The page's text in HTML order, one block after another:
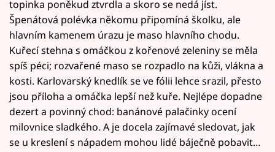
topinka poněkud ztvrdla a skoro se nedá jíst.
Špenátová polévka někomu připomíná školku, ale
hlavním kamenem úrazu je maso hlavního chodu.
Kuřecí stehna s omáčkou z kořenové zeleniny se měla
spíš péci; rozvařené maso se rozpadlo na kůži, vlákna a
kosti. Karlovarský knedlík se ve fólii lehce srazil, přesto
jsou příloha a omáčka lepší než kuře. Nejlépe dopadne
dezert a povinný chod: banánové palačinky ocení
milovnice sladkého. A je docela zajímavé sledovat, jak
se u kreslení s nápadem mohou lidé báječně pobavit…